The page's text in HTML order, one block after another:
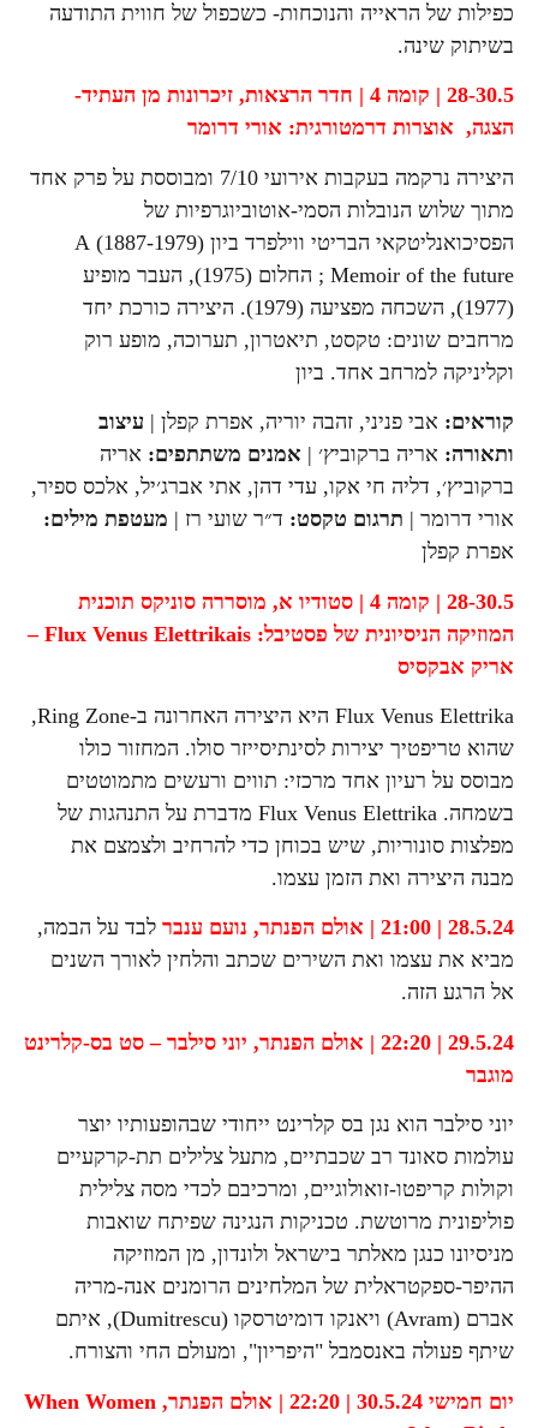
כפילות של הראייה והנוכחות- כשכפול של חווית התודעה
בשיתוק שינה.
28-30.5 | קומה 4 | חדר הרצאות,
זיכרונות מן העתיד-
הצגה, אוצרות דרמטורגית: אורי דרומר
היצירה נרקמה בעקבות אירועי 7/10 ומבוססת על פרק אחד
מתוך שלוש הנובלות הסמי-אוטוביוגרפיות של
הפסיכואנליטקאי הבריטי ווילפרד ביון (1887-1979) A
Memoir of the future ; החלום (1975), העבר מופיע
(1977), השכחה מפציעה (1979). היצירה כורכת יחד
מרחבים שונים: טקסט, תיאטרון, תערוכה, מופע רוק
וקליניקה למרחב אחד. ביון
קוראים: אבי פניני, זהבה יוריה, אפרת קפלן | עיצוב
ותאורה: אריה ברקוביץ׳ | אמנים משתתפים: אריה
ברקוביץ׳, דליה חי אקו, עדי דהן, אתי אברג׳יל, אלכס ספיר,
אורי דרומר | תרגום טקסט: ד״ר שועי רז | מעטפת מילים:
אפרת קפלן
28-30.5 | קומה 4 | סטודיו א,
מוסררה סוניקס תוכנית
המוזיקה הניסיונית של פסטיבל: Flux Venus Elettrikais
–
אריק אבקסיס
Flux Venus Elettrika היא היצירה האחרונה ב-Ring Zone,
שהוא טריפטיך יצירות לסינתיסייזר סולו. המחזור כולו
מבוסס על רעיון אחד מרכזי: תווים ורעשים מתמוטטים
בשמחה. Flux Venus Elettrika מדברת על התנהגות של
מפלצות סונוריות, שיש בכוחן כדי להרחיב ולצמצם את
מבנה היצירה ואת הזמן עצמו.
28.5.24 | 21:00 | אולם הפנתר, נועם ענבר לבד על הבמה,
מביא את עצמו ואת השירים שכתב והלחין לאורך השנים
אל הרגע הזה.
29.5.24 | 22:20 | אולם הפנתר,
יוני סילבר – סט בס-קלרינט
מוגבר
יוני סילבר הוא נגן בס קלרינט ייחודי שבהופעותיו יוצר
עולמות סאונד רב שכבתיים, מתעל צלילים תת-קרקעיים
וקולות קריפטו-זואולוגיים, ומרכיבם לכדי מסה צלילית
פוליפונית מרוטשת. טכניקות הנגינה שפיתח שואבות
מניסיונו כנגן מאלתר בישראל ולונדון, מן המוזיקה
ההיפר-ספקטראלית של המלחינים הרומנים אנה-מריה
אברם (Avram) ויאנקו דומיטרסקו (Dumitrescu), איתם
שיתף פעולה באנסמבל "היפריון", ומעולם החי והצורח.
יום חמישי 30.5.24 | 22:20 | אולם הפנתר,
When Women